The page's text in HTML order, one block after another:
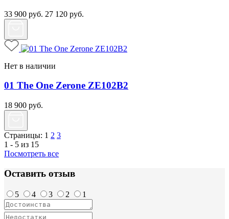
33 900 руб. 27 120 руб.
Нет в наличии
01 The One Zerone ZE102B2
18 900 руб.
Страницы: 1 2 3
1 - 5 из 15
Посмотреть все
Оставить отзыв
5 4 3 2 1